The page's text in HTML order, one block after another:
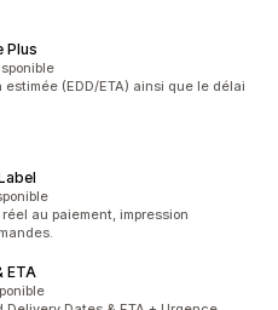
Plus
(EDD/ETA) ainsi que le délai
au paiement, impression
ETA